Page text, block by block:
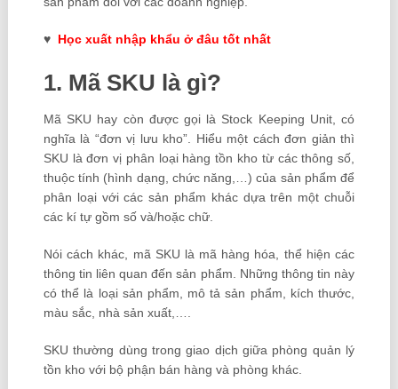
♥ Học xuất nhập khẩu ởđâu tốt nhất
1. Mã SKU là gì?
Mã SKU hay còn được gọi là Stock Keeping Unit, có
nghĩa là “đơn vị lưu kho”. Hiểu một cách đơn giản thì
SKU là đơn vị phân loại hàng tồn kho từ các thông số,
thuộc tính (hình dạng, chức năng,…) của sản phẩm để
phân loại với các sản phẩm khác dựa trên một chuỗi
các kí tự gồm số và/hoặc chữ.
Nói cách khác, mã SKU là mã hàng hóa, thể hiện các
thông tin liên quan đến sản phẩm. Những thông tin này
có thể là loại sản phẩm, mô tả sản phẩm, kích thước,
màu sắc, nhà sản xuất,….
SKU thường dùng trong giao dịch giữa phòng quản lý
tồn kho với bộ phận bán hàng và phòng khác.